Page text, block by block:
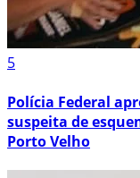
5
Polícia Federal
suspeita de
Porto Velho